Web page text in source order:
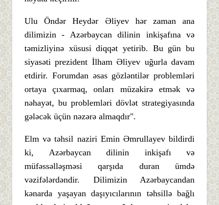
Ulu Öndər Heydər Əliyev hər zaman ana
dilimizin - Azərbaycan dilinin inkişafına və
təmizliyinə xüsusi diqqət yetirib. Bu gün bu
siyasəti prezident İlham Əliyev uğurla davam
etdirir. Forumdan əsas gözləntilər problemləri
ortaya çıxarmaq, onları müzakirə etmək və
nəhayət, bu problemləri dövlət strategiyasında
gələcək üçün nəzərə almaqdır".
Elm və təhsil naziri Emin Əmrullayev bildirdi
ki, Azərbaycan dilinin inkişafı və
müfəssəlləşməsi qarşıda duran ümdə
vəzifələrdəndir. Dilimizin Azərbaycandan
kənarda yaşayan daşıyıcılarının təhsillə bağlı